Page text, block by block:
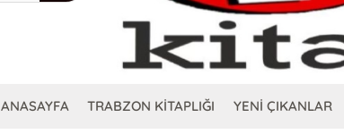
ANASAYFA TRABZON KİTAPLIĞI YENİ ÇIKANLAR